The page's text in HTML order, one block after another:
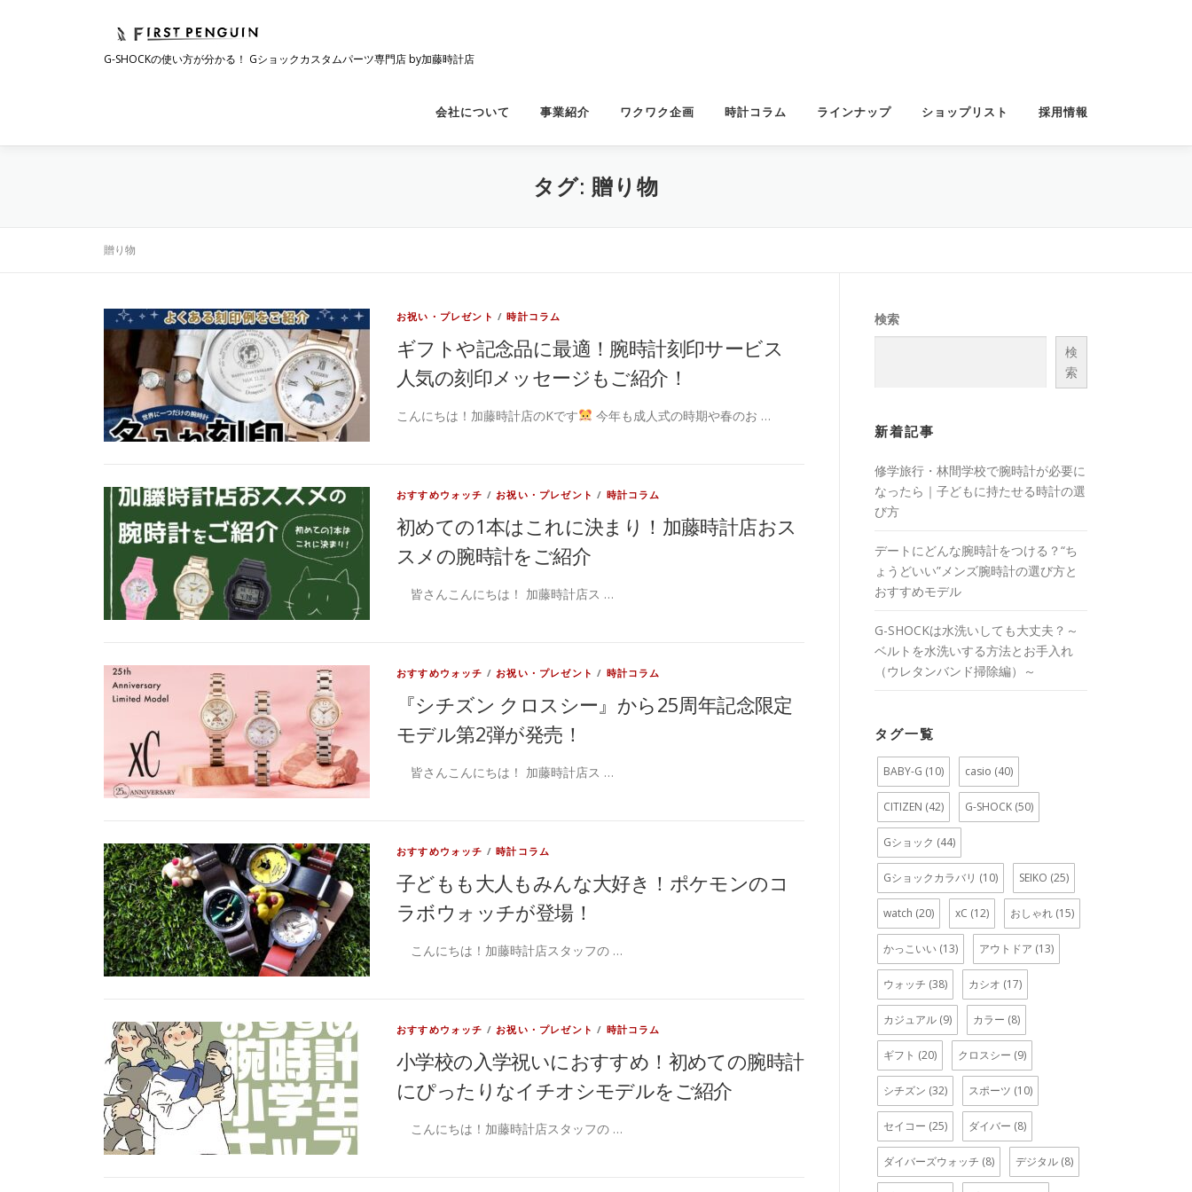
キ
G-SHOCKの使い方が分かる！ Gショックカスタムパーツ専門店 by加藤時計店
会社について 事業紹介 ワクワク企画 時計コラム ラインナップ ショップリスト 採用情報
タグ: 贈り物
贈り物
お祝い・プレゼント /時計コラム
ギフトや記念品に最適！腕時計刻印サービス
人気の刻印メッセージもご紹介！
こんにちは！加藤時計店のKです 今年も成人式の時期や春のお …
おすすめウォッチ /お祝い・プレゼント / 時計コラム
初めての1本はこれに決まり！加藤時計店おス
スメの腕時計をご紹介
皆さんこんにちは！ 加藤時計店ス …
おすすめウォッチ /お祝い・プレゼント / 時計コラム
『シチズン クロスシー』から25周年記念限定
モデル第2弾が発売！
皆さんこんにちは！ 加藤時計店ス …
おすすめウォッチ /時計コラム
子どもも大人もみんな大好き！ポケモンのコ
ラボウォッチが登場！
こんにちは！加藤時計店スタッフの …
おすすめウォッチ /お祝い・プレゼント / 時計コラム
小学校の入学祝いにおすすめ！初めての腕時計
にぴったりなイチオシモデルをご紹介
こんにちは！加藤時計店スタッフの …
検索
検
索
新着記事
修学旅行・林間学校で腕時計が必要に
なったら｜子どもに持たせる時計の選
び方
デートにどんな腕時計をつける？“ち
ょうどいい”メンズ腕時計の選び方と
おすすめモデル
G-SHOCKは水洗いしても大丈夫？～
ベルトを水洗いする方法とお手入れ
（ウレタンバンド掃除編）～
タグ一覧
BABY-G (10) casio (40)
CITIZEN (42) G-SHOCK (50)
Gショック (44)
Gショックカラバリ (10) SEIKO (25)
watch (20) xC (12) おしゃれ (15)
かっこいい (13) アウトドア (13)
ウォッチ (38) カシオ (17)
カジュアル (9) カラー (8)
ギフト (20) クロスシー (9)
シチズン (32) スポーツ (10)
セイコー (25) ダイバー (8)
ダイバーズウォッチ (8) デジタル (8)